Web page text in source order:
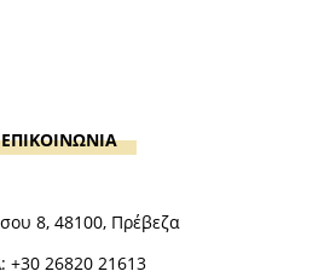
ΕΠΙΚΟΙΝΩΝΙΑ
8, 48100, Πρέβεζα
+30 26820 21613